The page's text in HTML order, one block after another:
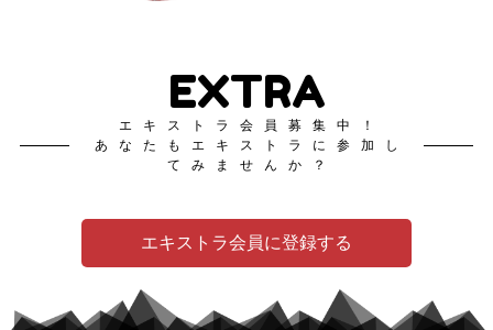
EXTRA
エキストラ会員募集中！
あなたもエキストラに参加し
てみませんか？
エキストラ会員に登録する